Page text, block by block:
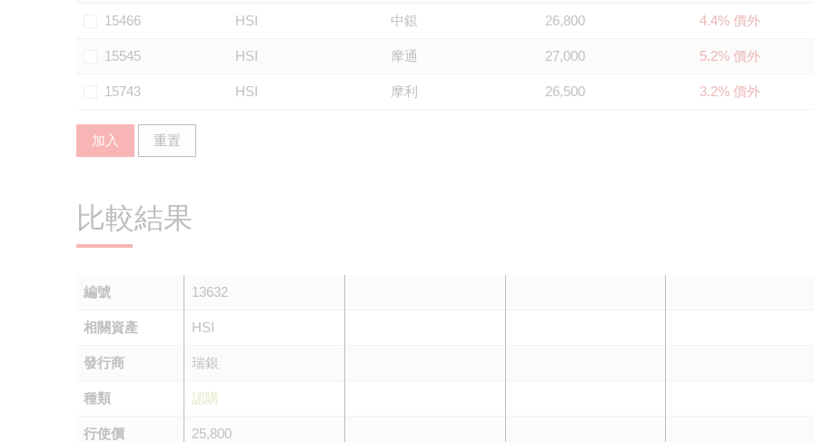
15466 HSI 中銀 26,800 4.4% 價外
15545 HSI 摩通 27,000 5.2% 價外
15743 HSI 摩利 26,500 3.2% 價外
加入 重置
比較結果
編號 13632
相關資產 HSI
發行商 瑞銀
種類 認購
行使價 25,800